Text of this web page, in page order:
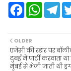
F
a
b
o
o
k
W
A
p
p
T
e
r
a
m
OLDER
एजेंसी की रडार पर
दुबई में पार्टी करवाता
मुंबई से भेजी जाती थी